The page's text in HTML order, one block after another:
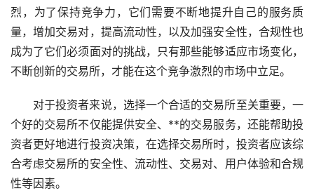
烈，为了保持竞争力，它们需要不断地提升自己的服务质
量，增加交易对，提高流动性，以及加强安全性，合规性也
成为了它们必须面对的挑战，只有那些能够适应市场变化，
不断创新的交易所，才能在这个竞争激烈的市场中立足。
对于投资者来说，选择一个合适的交易所至关重要，一
个好的交易所不仅能提供安全、**的交易服务，还能帮助投
资者更好地进行投资决策，在选择交易所时，投资者应该综
合考虑交易所的安全性、流动性、交易对、用户体验和合规
性等因素。